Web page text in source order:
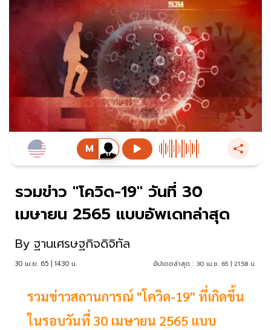
รวมข่าว "โควิด-19" วันที่ 30
เมษายน 2565 แบบอัพเดทล่าสุด
By ฐานเศรษฐกิจดิจิทัล
30 เม.ย. 65 | 14:30 น. อัปเดตล่าสุด : 30 เม.ย. 65 | 21:58 น.
รวมข่าวสถานการณ์ "โควิด-19" ที่เกิดขึ้น
ในรอบวันที่ 30 เมษายน 2565 แบบ